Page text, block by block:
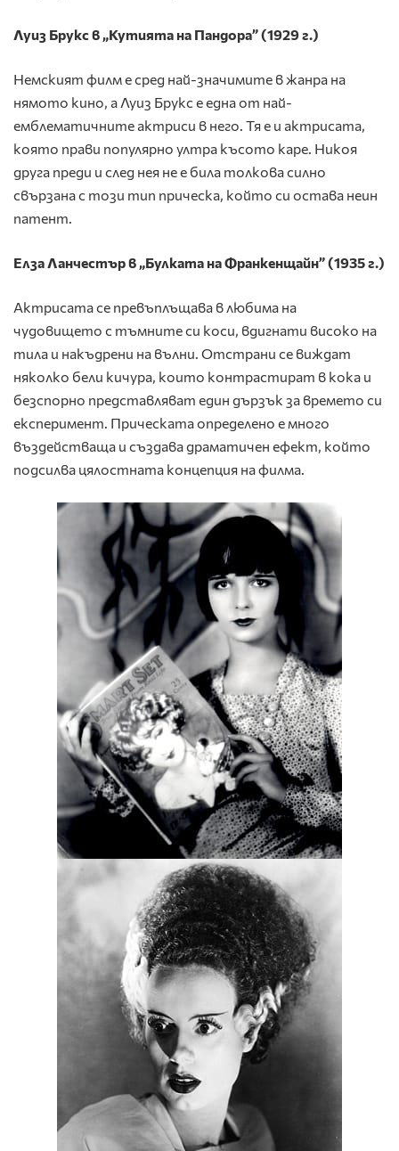
Луиз Брукс в „Кутията на Пандора” (1929 г.)
Немският филм е сред най-значимите в жанра на
нямото кино, а Луиз Брукс е една от най-
емблематичните актриси в него. Тя е и актрисата,
която прави популярно ултра късото каре. Никоя
друга преди и след нея не е била толкова силно
свързана с този тип прическа, който си остава неин
патент.
Елза Ланчестър в „Булката на Франкенщайн” (1935 г.)
Актрисата се превъплъщава в любима на
чудовището с тъмните си коси, вдигнати високо на
тила и накъдрени на вълни. Отстрани се виждат
няколко бели кичура, които контрастират в кока и
безспорно представляват един дързък за времето си
експеримент. Прическата определено е много
въздействаща и създава драматичен ефект, който
подсилва цялостната концепция на филма.